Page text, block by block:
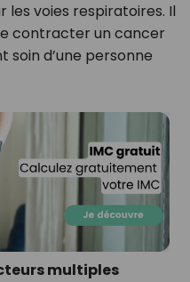
les voies respiratoires. Il
contracter un cancer
soin d’une personne
multiples